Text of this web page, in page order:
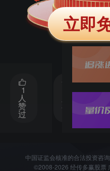
1
人
赞
过
7524
看过
中国证监会核准的合法投资咨
©2008-2026 经传多赢股票
立即